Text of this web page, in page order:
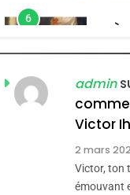
6
ISRAÉL
CE
admin
Victor
2 mars
Victor, ton
émouvant